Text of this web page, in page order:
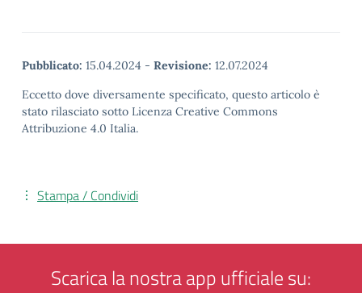
Pubblicato: 15.04.2024 - Revisione: 12.07.2024
Eccetto dove diversamente specificato, questo articolo è
stato rilasciato sotto Licenza Creative Commons
Attribuzione 4.0 Italia.
Stampa / Condividi
Scarica la nostra app ufficiale su: